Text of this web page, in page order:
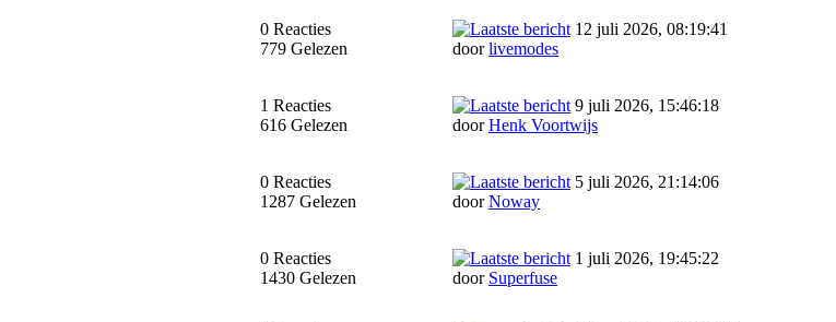
0 Reacties
779 Gelezen
12 juli 2026, 08:19:41
doorlivemodes
1 Reacties
616 Gelezen
9 juli 2026, 15:46:18
doorHenk Voortwijs
0 Reacties
1287 Gelezen
5 juli 2026, 21:14:06
doorNoway
0 Reacties
1430 Gelezen
1 juli 2026, 19:45:22
door Superfuse